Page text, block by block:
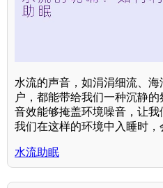
水流的声音，如涓涓细流、
户，都能带给我们一种沉静
音效能够掩盖环境噪音，让
我们在这样的环境中入睡时，
水流助眠